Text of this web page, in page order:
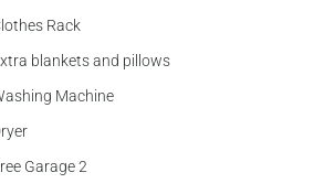
Rack
blankets and pillows
Machine
Garage 2